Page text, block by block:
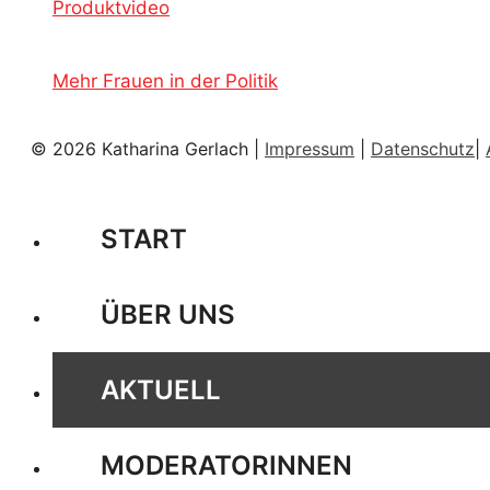
Produktvideo
Mehr Frauen in der Politik
© 2026 Katharina Gerlach | Impressum Datenschutz
START
ÜBER UNS
AKTUELL
MODERATORINNEN